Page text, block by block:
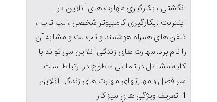
انگشتی ، بکارگیری مهارت های آنلاین در
اینترنت ،بکارگیری کامپیوتر شخصی ، لپ تاب ،
تلفن های همراه هوشمند و تب لت و مشابه آن
را نام برد. مهارت های زندگی آنلاین می تواند با
کلیه مشاغل در تمامی سطوح در ارتباط است.
سر فصل و مهارتهای مهارت های زندگی آنلاین
1. تعريف ويژگی هاي ميز كار